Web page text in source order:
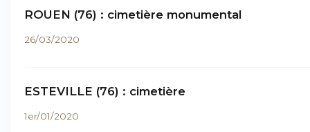
ROUEN (76) : cimetière monumental
26/03/2020
ESTEVILLE (76) : cimetière
1er/01/2020